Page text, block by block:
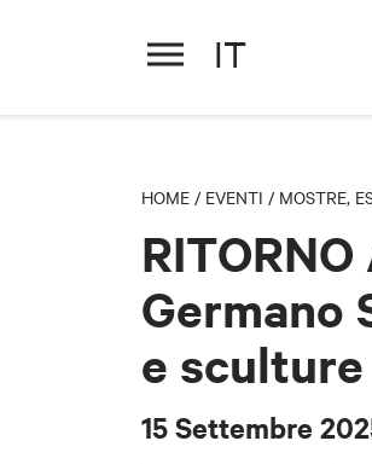
IT
HOME / EVENTI / MOSTRE,
Germano
e sculture
15 Settembre